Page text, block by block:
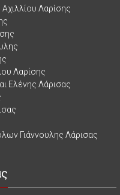
Λαρίσης
Λαρίσης
Ελένης Λάρισας
Γιάννουλης Λάρισας